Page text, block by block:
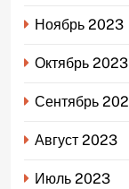
Ноябрь 2023
Октябрь 2023
Сентябрь
Август 2023
Июль 2023